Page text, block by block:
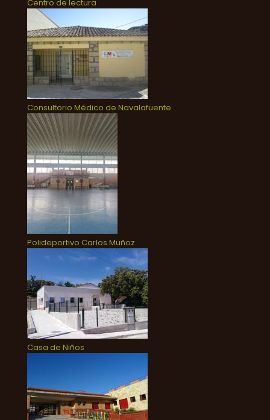
Centro de lectura
Consultorio Médico de Navalafuente
Polideportivo Carlos Muñoz
Casa de Niños